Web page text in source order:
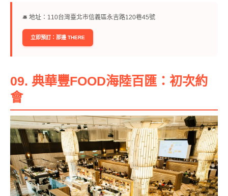
🛎︎ 地址：110台灣臺北市信義區永吉路120巷45號
立即預訂：那邊 THERE
09. 典華豐FOOD海陸百匯：初次約
會